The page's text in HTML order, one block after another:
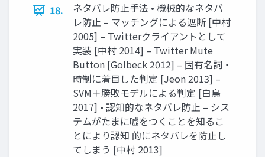
18.
ネタバレ防止手法 • 機械的なネタバ
レ防止 – マッチングによる遮断 [中村
2005] – Twitterクライアントとして
実装 [中村 2014] – Twitter Mute
Button [Golbeck 2012] – 固有名詞・
時制に着目した判定 [Jeon 2013] –
SVM＋勝敗モデルによる判定 [白鳥
2017] • 認知的なネタバレ防止 – シス
テムがたまに嘘をつくことを知るこ
とにより認知 的にネタバレを防止し
てしまう [中村 2013]